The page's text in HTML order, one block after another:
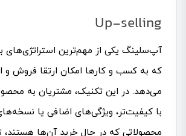
Up-selling
آپ‌سلینگ یکی از مهم‌ترین استراتژی‌های
که به کسب و کارها امکان ارتقا فروش و
می‌دهد. در این تکنیک، مشتریان به
با کیفیت‌تر، ویژگی‌های اضافی یا
محصولاتی که در حال خرید آن‌ها